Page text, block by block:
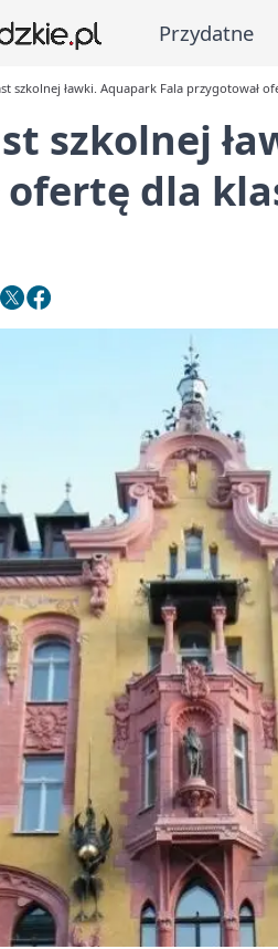
Przydatne
szkolnej ławki. Aquapark Fala przygotował
szkolnej
ofertę dla